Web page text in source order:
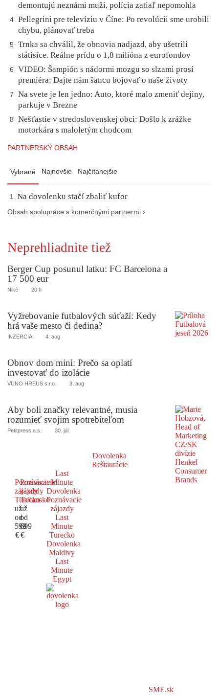
demontujú neznámi muži, polícia zatiaľ nepomohla
4 Pellegrini pre televíziu v Číne: Po revolúcii sme urobili
chybu, plánovať treba
5
Trnka sa chválil, že obnovia nadjazd, aby ušetrili
státisíce. Reálne prídu o 1,8 milióna z eurofondov
6
VIDEO: Šampión s nádormi mozgu so slzami prosí
premiéra: Dajte nám šancu bojovať o naše životy
7
Na svete je len jedno: Auto, ktoré malo zmeniť dejiny,
parkuje v Brezne
8
Nešťastie v stredoslovenskej obci: Došlo k zrážke
motorkára s maloletým chodcom
PARTNERSKÝ OBSAH
Vybrané Najnovšie Najčítanejšie
Na dovolenku stačí zbaliť kufor
Obsah spolupráce s komerčnými partnermi ›
Neprehliadnite tiež
Berger Cup posunul latku: FC Barcelona a
17 500 eur
Niké 20 h
Vyžrebovanie futbalových súťaží: Kedy
hrá vaše mesto či dedina?
INZERCIA 4. aug
Obnov dom mini: Prečo sa oplatí
investovať do izolácie
VUNO HREUS s.r.o. 3. aug
Aby boli značky relevantné, musia
rozumieť svojim spotrebiteľom
Petitpress a.s. 30. júl
Dovolenka
Reštaurácie
Poznávacie
zájazdy
Turecko
už
od
599
€
Poznávacie
zájazdy
Taliansko
už
od
699
€
Last
Minute
Dovolenka
Poznávacie
zájazdy
Last
Minute
Turecko
Dovolenka
Maldivy
Last
Minute
Egypt
SME.sk